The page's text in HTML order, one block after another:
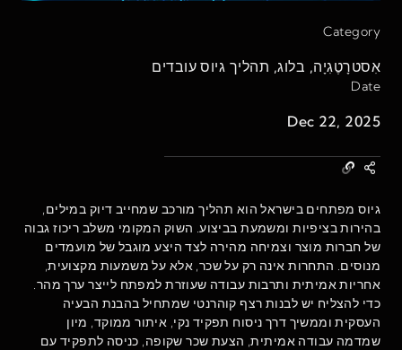
Category
אִסטרָטֶגִיָה, בלוג, תהליך גיוס עובדים
Date
Dec 22, 2025
גיוס מפתחים בישראל הוא תהליך מורכב שמחייב דיוק במילים,
בהירות בציפיות ומשמעת בביצוע. השוק המקומי משלב ריכוז גבוה
של חברות מוצר וצמיחה מהירה לצד היצע מוגבל של מועמדים
מנוסים. התחרות אינה רק על שכר, אלא על משמעות מקצועית,
אחריות אמיתית ותרבות עבודה שעוזרת למפתח לייצר ערך מהר.
כדי להצליח יש לבנות רצף קוהרנטי שמתחיל בהבנת הבעיה
העסקית וממשיך דרך ניסוח תפקיד נקי, איתור ממוקד, מיון
שמדמה עבודה אמיתית, הצעת שכר שקופה, כניסה לתפקיד עם